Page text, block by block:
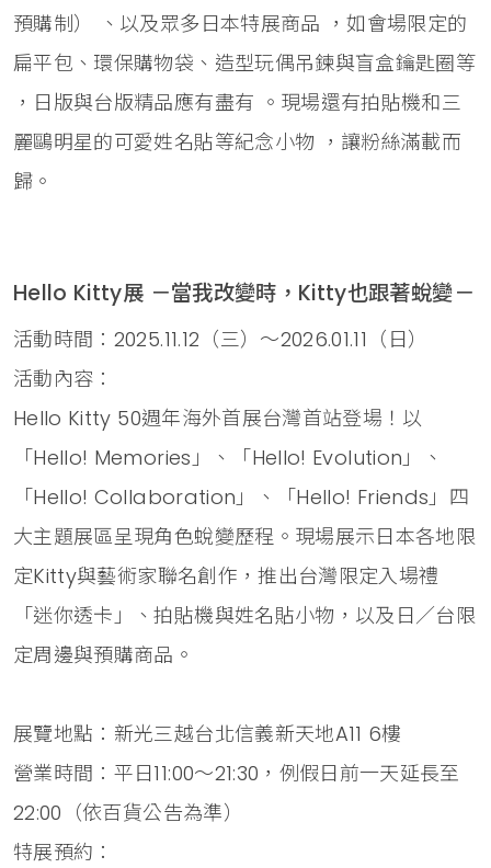
預購制） 、以及眾多日本特展商品 ，如會場限定的
扁平包、環保購物袋、造型玩偶吊鍊與盲盒鑰匙圈等
，日版與台版精品應有盡有 。現場還有拍貼機和三
麗鷗明星的可愛姓名貼等紀念小物 ，讓粉絲滿載而
歸。
Hello Kitty展 －當我改變時，Kitty也跟著蛻變－
活動時間：2025.11.12（三）～2026.01.11（日）
活動內容：
Hello Kitty 50週年海外首展台灣首站登場！以
「Hello! Memories」、「Hello! Evolution」、
「Hello! Collaboration」、「Hello! Friends」四
大主題展區呈現角色蛻變歷程。現場展示日本各地限
定Kitty與藝術家聯名創作，推出台灣限定入場禮
「迷你透卡」、拍貼機與姓名貼小物，以及日／台限
定周邊與預購商品。
展覽地點：新光三越台北信義新天地A11 6樓
營業時間：平日11:00～21:30，例假日前一天延長至
22:00（依百貨公告為準）
特展預約：